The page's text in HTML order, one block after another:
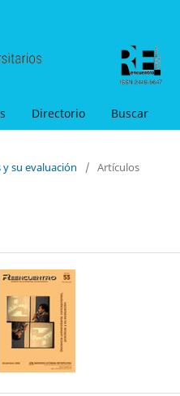
Directorio Buscar
su evaluación / Artículos